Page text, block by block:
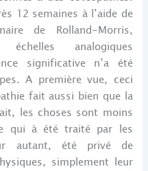
12 semaines à l’aide de
de Rolland-Morris,
échelles analogiques
significative n’a été
A première vue, ceci
fait aussi bien que la
les choses sont moins
qui à été traité par les
autant, été privé de
simplement leur